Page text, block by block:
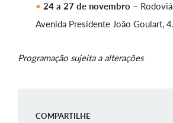
24 a 27 de novembro –
Avenida Presidente João Goulart,
Programação sujeita a alterações
COMPARTILHE